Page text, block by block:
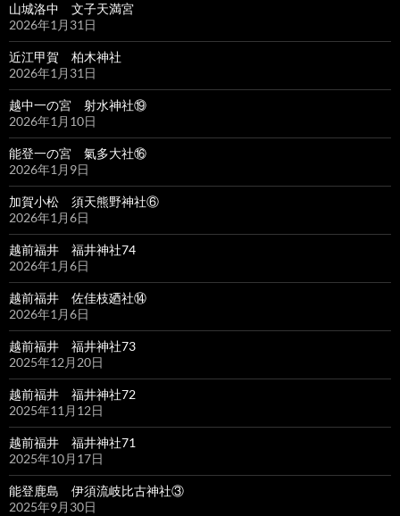
山城洛中 文子天満宮
2026年1月31日
近江甲賀 柏木神社
2026年1月31日
越中一の宮 射水神社⑲
2026年1月10日
能登一の宮 氣多大社⑯
2026年1月9日
加賀小松 須天熊野神社⑥
2026年1月6日
越前福井 福井神社74
2026年1月6日
越前福井 佐佳枝廼社⑭
2026年1月6日
越前福井 福井神社73
2025年12月20日
越前福井 福井神社72
2025年11月12日
越前福井 福井神社71
2025年10月17日
能登鹿島 伊須流岐比古神社③
2025年9月30日